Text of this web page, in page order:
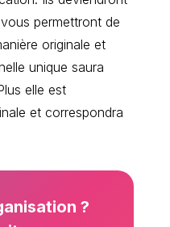
permettront de
originale et
unique saura
elle est
et correspondra
?